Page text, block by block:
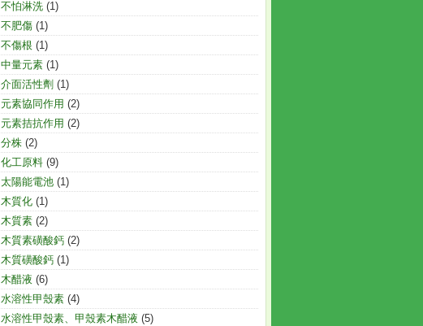
不怕淋洗 (1)
不肥傷 (1)
不傷根 (1)
中量元素 (1)
介面活性劑 (1)
元素協同作用 (2)
元素拮抗作用 (2)
分株 (2)
化工原料 (9)
太陽能電池 (1)
木質化 (1)
木質素 (2)
木質素磺酸鈣 (2)
木質磺酸鈣 (1)
木醋液 (6)
水溶性甲殼素 (4)
水溶性甲殼素、甲殼素木醋液 (5)